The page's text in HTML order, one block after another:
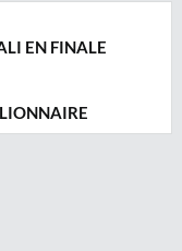
EN FINALE